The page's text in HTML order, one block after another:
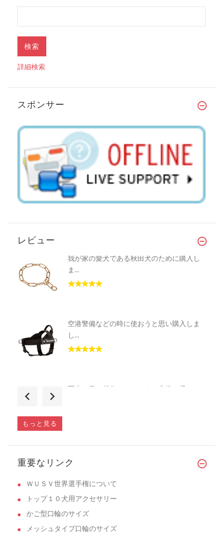
詳細検索
スポンサー
レビュー
我が家の愛犬である秋田犬のために購入し
ま...
空港警備などの時に使おうと思い購入しま
し...
写真を見て想像していたより非常に柔らか
�...
もっと見る
重要なリンク
ＷＵＳＶ世界選手権について
トップ１０犬用アクセサリー
かご型口輪のサイズ
メッシュタイプ口輪のサイズ